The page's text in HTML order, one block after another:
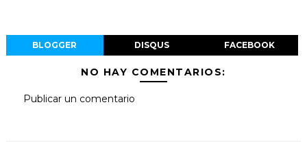
BLOGGER DISQUS FACEBOOK
NO HAY COMENTARIOS:
Publicar un comentario